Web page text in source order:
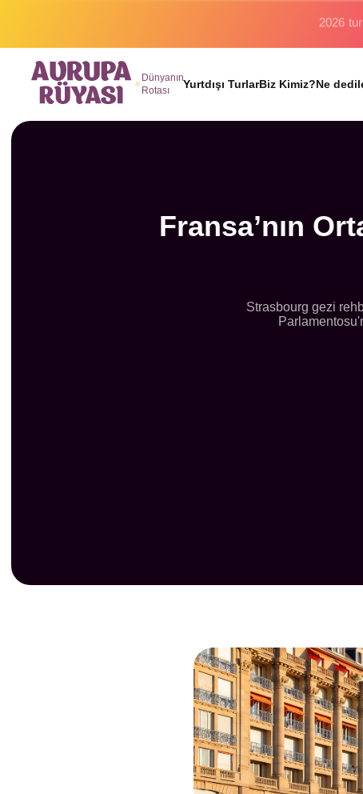
Dünyanın
Rotası
Yurtdışı TurlarBiz Kimiz?Ne
Fransa’nın
Strasbourg gezi